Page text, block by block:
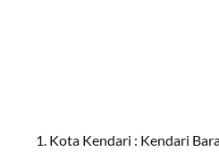
Kota Kendari : Kendari